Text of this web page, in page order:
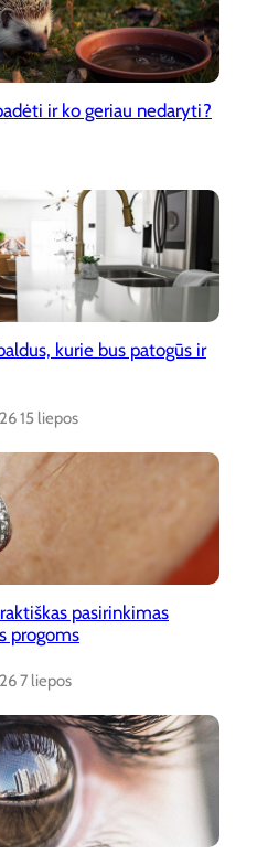
ir ko geriau nedaryti?
kurie bus patogūs ir
15 liepos
pasirinkimas
progoms
7 liepos